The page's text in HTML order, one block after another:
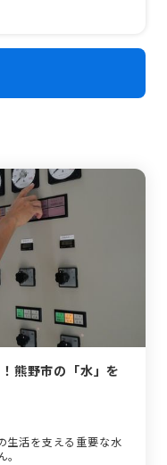
熊野市の「水」を
生活を支える重要な水